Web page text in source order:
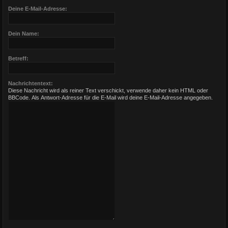
Deine E-Mail-Adresse:
Dein Name:
Betreff:
Nachrichtentext:
Diese Nachricht wird als reiner Text verschickt, verwende daher kein HTML oder
BBCode. Als Antwort-Adresse für die E-Mail wird deine E-Mail-Adresse angegeben.